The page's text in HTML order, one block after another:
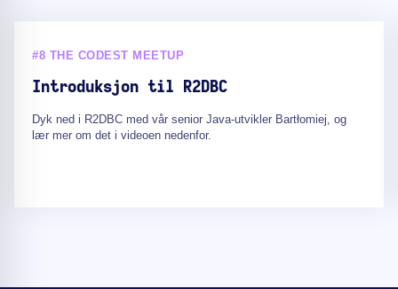
#8 THE CODEST MEETUP
Introduksjon til R2DBC
Dyk ned i R2DBC med vår senior Java-utvikler Bartłomiej, og
lær mer om det i videoen nedenfor.